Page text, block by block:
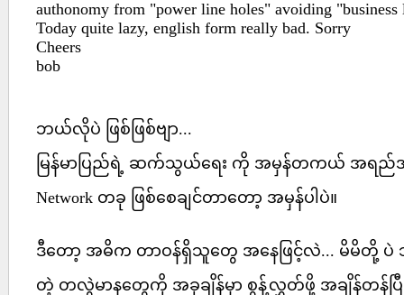
authonomy from "power line holes" avoiding
Today quite lazy, english form really bad. Sorry
Cheers
bob
ဘယ်လိုပဲ ဖြစ်ဖြစ်ဗျာ...
မြန်မာပြည်ရဲ့ ဆက်သွယ်ရေး ကို အမှန်တကယ် အရည်
Network တခု ဖြစ်စေချင်တာတော့ အမှန်ပါပဲ။
ဒီတော့ အဓိက တာဝန်ရှိသူတွေ အနေဖြင့်လဲ... မိမိ
တဲ့ တလွဲမာနတွေကို အခုချိန်မှာ စွန့်လွှတ်ဖို့ အချိန်တန်ပ